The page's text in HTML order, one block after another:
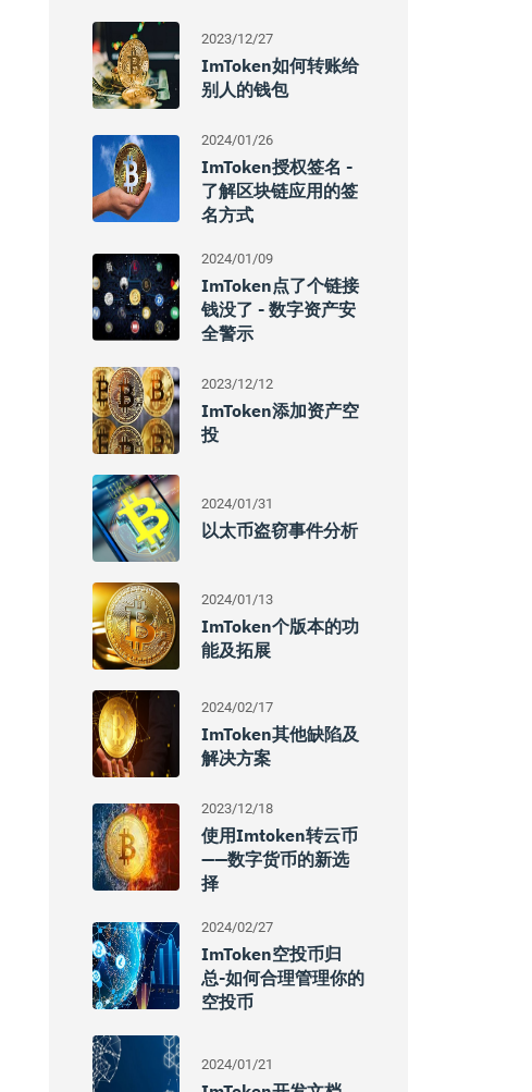
2023/12/27
ImToken如何转账给
别人的钱包
2024/01/26
ImToken授权签名 -
了解区块链应用的签
名方式
2024/01/09
ImToken点了个链接
钱没了 - 数字资产安
全警示
2023/12/12
ImToken添加资产空
投
2024/01/31
以太币盗窃事件分析
2024/01/13
ImToken个版本的功
能及拓展
2024/02/17
ImToken其他缺陷及
解决方案
2023/12/18
使用Imtoken转云币
——数字货币的新选
择
2024/02/27
ImToken空投币归
总-如何合理管理你的
空投币
2024/01/21